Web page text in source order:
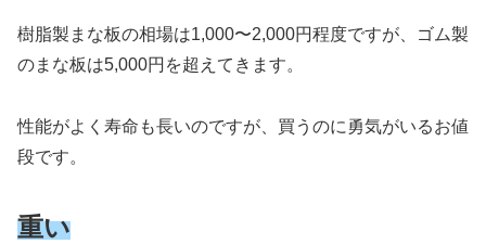
樹脂製まな板の相場は1,000〜2,000円程度ですが、ゴム製
のまな板は5,000円を超えてきます。
性能がよく寿命も長いのですが、買うのに勇気がいるお値
段です。
重い